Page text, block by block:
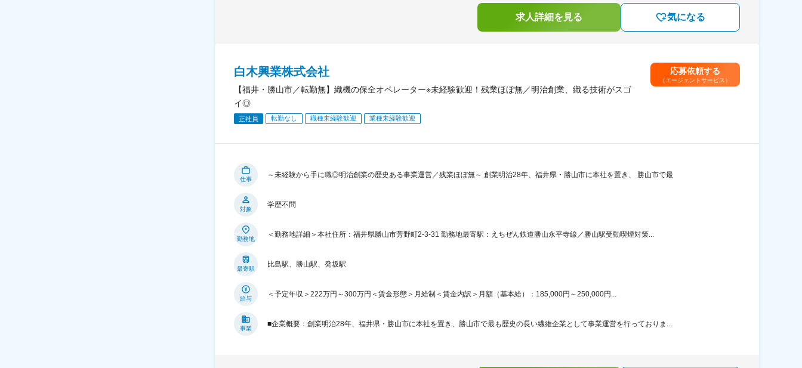
求人詳細を見る 気になる
白木興業株式会社
【福井・勝山市／転勤無】織機の保全オペレーター※未経験歓迎！残業ほぼ無／明治創業、織る技術がスゴ
イ◎
正社員 転勤なし 職種未経験歓迎 業種未経験歓迎
応募依頼する
（エージェントサービス）
仕事
～未経験から手に職◎明治創業の歴史ある事業運営／残業ほぼ無～ 創業明治28年、福井県・勝山市に本社を置き、 勝山市で最
対象
学歴不問
勤務地
＜勤務地詳細＞本社住所：福井県勝山市芳野町2-3-31 勤務地最寄駅：えちぜん鉄道勝山永平寺線／勝山駅受動喫煙対策...
最寄駅
比島駅、勝山駅、発坂駅
給与
＜予定年収＞222万円～300万円＜賃金形態＞月給制＜賃金内訳＞月額（基本給）：185,000円～250,000円...
事業
■企業概要：創業明治28年、福井県・勝山市に本社を置き、勝山市で最も歴史の長い繊維企業として事業運営を行っておりま...